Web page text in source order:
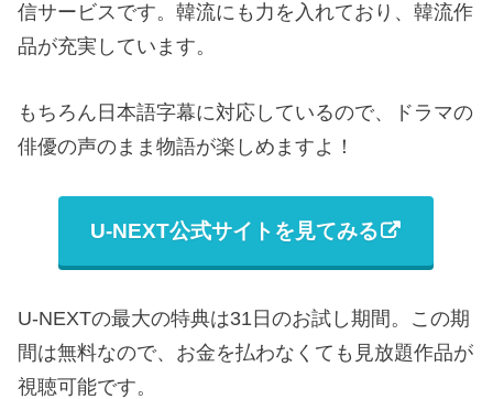
信サービスです。韓流にも力を入れており、韓流作
品が充実しています。
もちろん日本語字幕に対応しているので、ドラマの
俳優の声のまま物語が楽しめますよ！
U-NEXT公式サイトを見てみる
U-NEXTの最大の特典は31日のお試し期間。この期
間は無料なので、お金を払わなくても見放題作品が
視聴可能です。